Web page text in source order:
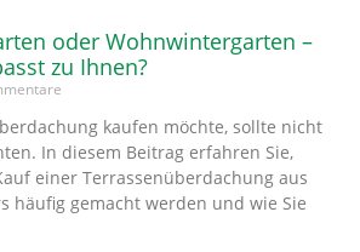
oder Wohnwintergarten –
zu Ihnen?
kaufen möchte, sollte nicht
In diesem Beitrag erfahren Sie,
einer Terrassenüberdachung aus
häufig gemacht werden und wie Sie